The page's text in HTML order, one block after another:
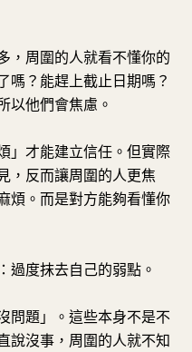
，周圍的人就看不懂你的
嗎？能趕上截止日期嗎？
以他們會焦慮。
」才能建立信任。但實際
，反而讓周圍的人更焦
煩。而是對方能夠看懂你
過度抹去自己的弱點。
問題」。這些本身不是不
說沒事，周圍的人就不知